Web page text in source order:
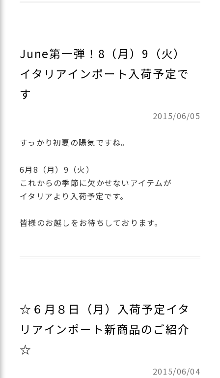
June第一弾！8（月）9（火）
イタリアインポート入荷予定で
す
2015/06/05
すっかり初夏の陽気ですね。
6月8（月）9（火）
これからの季節に欠かせないアイテムが
イタリアより入荷予定です。
皆様のお越しをお待ちしております。
☆６月８日（月）入荷予定イタ
リアインポート新商品のご紹介
☆
2015/06/04